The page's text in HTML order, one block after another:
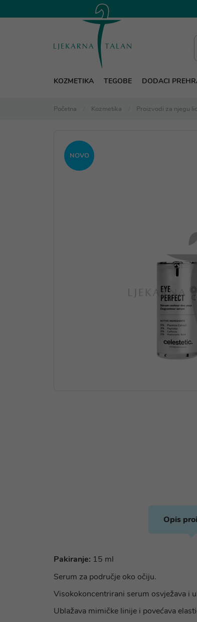
KOZMETIKA TEGOBE DODACI
Početna Kozmetika Proizvodi za njegu
NOVO
Opis
Pakiranje: 15 ml
Serum za područje oko očiju.
Visokokoncentrirani serum osvježava i
Ublažava mimičke linije i povećava